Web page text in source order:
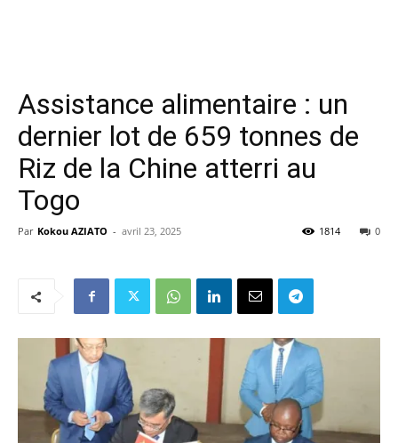
Assistance alimentaire : un
dernier lot de 659 tonnes de
Riz de la Chine atterri au
Togo
Par Kokou AZIATO - avril 23, 2025 0
1814